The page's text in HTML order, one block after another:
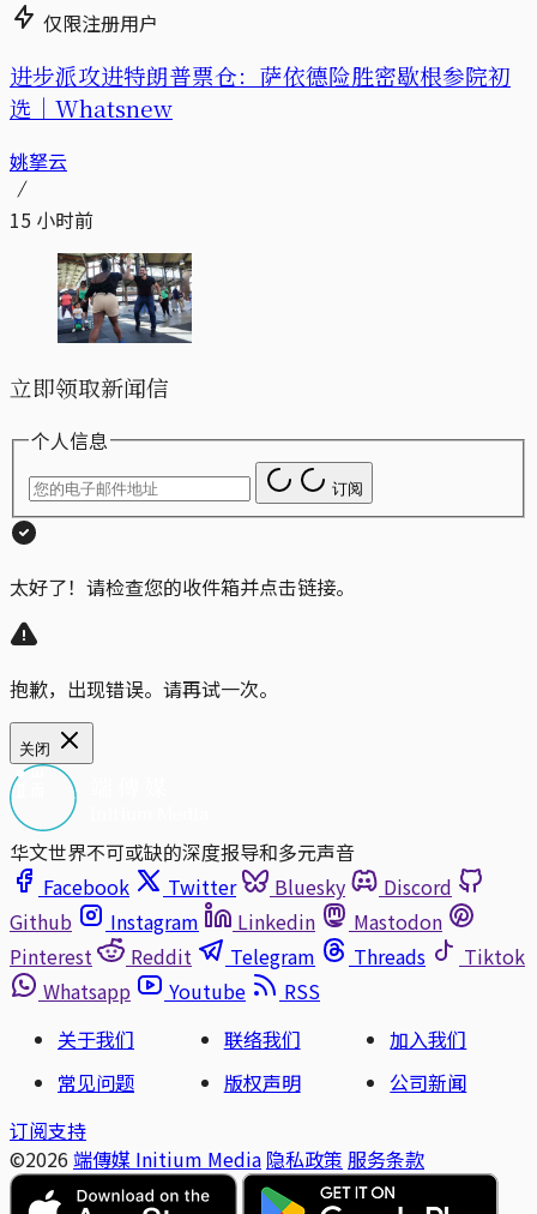
仅限注册用户
进步派攻进特朗普票仓：萨依德险胜密歇根参院初
选｜Whatsnew
姚拏云
15 小时前
立即领取新闻信
个人信息
订阅
太好了！请检查您的收件箱并点击链接。
抱歉，出现错误。请再试一次。
关闭
华文世界不可或缺的深度报导和多元声音
Facebook
Twitter Bluesky
Discord
Github
Instagram Linkedin
Mastodon
Pinterest
Reddit Telegram Threads
Tiktok
Whatsapp
Youtube
RSS
关于我们
联络我们
加入我们
常见问题
版权声明
公司新闻
订阅支持
©2026 端傳媒 Initium Media 隐私政策 服务条款